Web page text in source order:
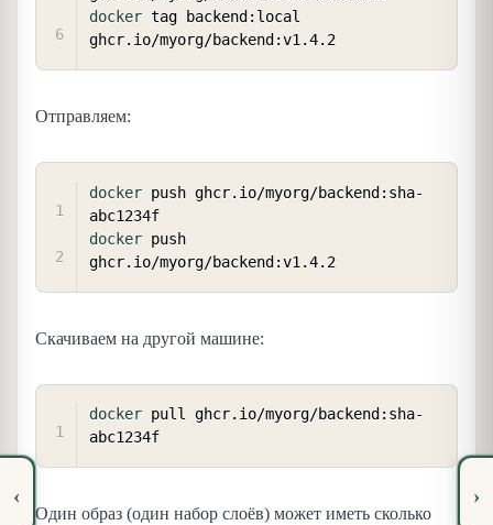
‹
docker tag backend:local
Отправляем:
docker push ghcr.io/myorg/backend:sha-
docker push
Скачиваем на другой машине:
docker pull ghcr.io/myorg/backend:sha-
Один образ (один набор слоёв) может иметь сколько
›